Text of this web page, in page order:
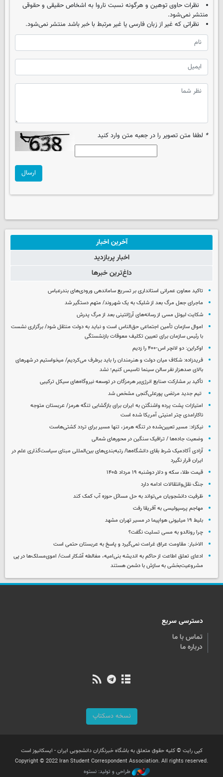
نظرات حاوی توهین و هرگونه نسبت ناروا به اشخاص حقیقی و حقوقی
منتشر نمی‌شود.
نظراتی که غیر از زبان فارسی یا غیر مرتبط با خبر باشد منتشر نمی‌شود.
* لطفا متن تصویر را در جعبه متن وارد کنید
ارسال
آخرین اخبار
اخبار پربازدید
داغ‌ترین خبرها
تاکید معاون عمرانی استانداری بر تسریع ساماندهی ورودی‌های بندرعباس
ماجرای جعل مرگ بعد از شلیک به یک شهروند/ متهم دستگیر شد
شکایت لیونل مسی از رسانه‌های آرژانتینی بعد از مرگ پدرش
اموال سازمان تأمین اجتماعی حق‌الناس است و نباید به دولت منتقل شود/ برگزاری نشست
با رئیس سازمان برای تعیین تکلیف معوقات بازنشستگی
اوکراین: دو لانچر اس-۴۰۰ را زدیم
فریدزاده: شکاف میان دولت و هنرمندان را باید برطرف می‌کردیم/ میخواستیم در شهرهای
بالای صدهزار نفر سالن سینما تاسیس کنیم؛ نشد
تأکید بر مشارکت صنایع انرژی‌بر هرمزگان در توسعه نیروگاه‌های سیکل ترکیبی
تیم جدید مرتضی پورعلی‌گنجی مشخص شد
امتیازات پشت پرده واشنگتن به ایران برای بازگشایی تنگه هرمز/ عربستان متوجه
ناکارامدی چتر امنیتی آمریکا شده است
نیکزاد: مسیر تعیین‌شده در تنگه هرمز، تنها مسیر برای تردد کشتی‌هاست
وضعیت جاده‌ها / ترافیک سنگین در محورهای شمالی
آزادی آکادمیک شرط بقای دانشگاه‌ها/ رتبه‌بندی‌های بین‌المللی مبنای سیاست‌گذاری علم در
ایران قرار نگیرد
قیمت طلا، سکه و دلار دوشنبه ۱۹ مرداد ۱۴۰۵
جنگ نقل‌وانتقالات ادامه دارد
ظرفیت دانشجویان می‌تواند به حل مسائل حوزه آب کمک کند
مهاجم پرسپولیسی به آفریقا رفت
بلیط ۱۹ میلیونی هواپیما در مسیر تهران مشهد
چرا رونالدو به مسی تسلیت نگفت؟
الاخبار: مقاومت عراق غرامت نمی‌گیرد و پاسخ به عربستان حتمی است
ادعای تعلق اطاعت از حاکم به اندیشه بنی‌امیه، مغالطه آشکار است/ اموی‌مسلک‌ها در پی
مشروعیت‌بخشی به سازش با دشمن هستند
دسترسی سریع
تماس با ما
درباره ما
نسخه دسکتاپ
کپی رایت © کلیه حقوق متعلق به باشگاه خبرنگاران دانشجویی ایران - ایسکانیوز است
Copyright © 2022 Iran Student Correspondent Association. All rights reserved.
طراحی و تولید: نستوه